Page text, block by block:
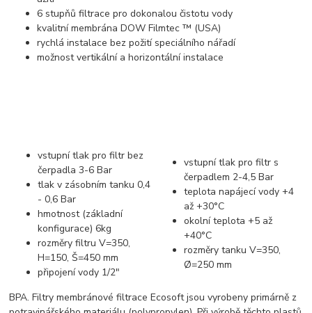
6 stupňů filtrace pro dokonalou čistotu vody
kvalitní membrána DOW Filmtec ™ (USA)
rychlá instalace bez požití speciálního nářadí
možnost vertikální a horizontální instalace
vstupní tlak pro filtr bez
čerpadla 3-6 Bar
tlak v zásobním tanku 0,4
- 0,6 Bar
hmotnost (základní
konfigurace) 6kg
rozměry filtru V=350,
H=150, Š=450 mm
připojení vody 1/2"
vstupní tlak pro filtr s
čerpadlem 2-4,5 Bar
teplota napájecí vody +4
až +30°C
okolní teplota +5 až
+40°C
rozměry tanku V=350,
Ø=250 mm
BPA. Filtry membránové filtrace Ecosoft jsou vyrobeny primárně z